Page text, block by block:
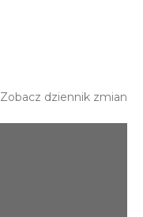
Zobacz dziennik zmian